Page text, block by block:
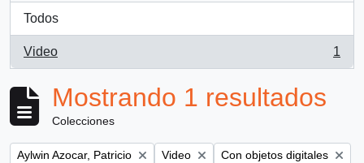
Todos
Video
, 1 resultados
1
Mostrando 1 resultados
Colecciones
Remove filter:
Aylwin Azocar, Patricio Remove filter:
Video Remove filter:
Con objetos digitales